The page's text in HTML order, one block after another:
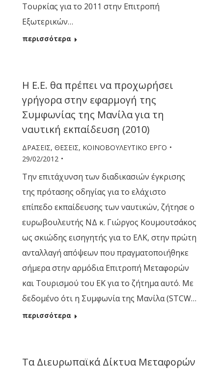
Τουρκίας για το 2011 στην Επιτροπή
Εξωτερικών…
περισσότερα
Η Ε.Ε. θα πρέπει να προχωρήσει
γρήγορα στην εφαρμογή της
Συμφωνίας της Μανίλα για τη
ναυτική εκπαίδευση (2010)
ΔΡΑΣΕΙΣ, ΘΕΣΕΙΣ, ΚΟΙΝΟΒΟΥΛΕΥΤΙΚΟ ΕΡΓΟ
29/02/2012
Την επιτάχυνση των διαδικασιών έγκρισης
της πρότασης οδηγίας για το ελάχιστο
επίπεδο εκπαίδευσης των ναυτικών, ζήτησε ο
ευρωβουλευτής ΝΔ κ. Γιώργος Κουμουτσάκος
ως σκιώδης εισηγητής για το ΕΛΚ, στην πρώτη
ανταλλαγή απόψεων που πραγματοποιήθηκε
σήμερα στην αρμόδια Επιτροπή Μεταφορών
και Τουρισμού του ΕΚ για το ζήτημα αυτό. Με
δεδομένο ότι η Συμφωνία της Μανίλα (STCW…
περισσότερα
Τα Διευρωπαϊκά Δίκτυα Μεταφορών